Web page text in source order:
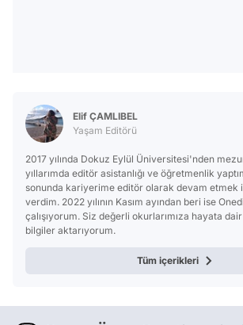
Elif ÇAMLIBEL
Yaşam Editörü
2017 yılında Dokuz Eylül Üniversitesi'nden
yıllarımda editör asistanlığı ve öğretmenlik
sonunda kariyerime editör olarak devam etmek
verdim. 2022 yılının Kasım ayından beri ise
çalışıyorum. Siz değerli okurlarımıza hayata
bilgiler aktarıyorum.
Tüm içerikleri